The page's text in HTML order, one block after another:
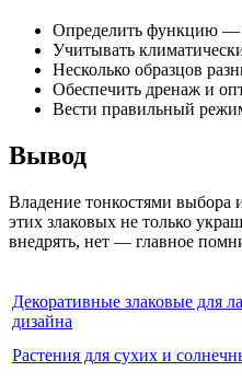
Определить функцию —
Учитывать
Несколько образцов
Обеспечить дренаж и
Вести правильный
Вывод
Владение тонкостями выбора
этих злаковых не только
внедрять, нет — главное
Декоративные злаковые для
дизайна
Растения для сухих и